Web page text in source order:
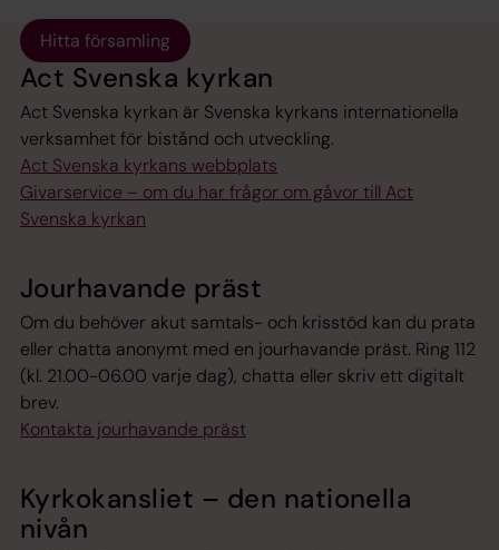
Hitta församling
Act Svenska kyrkan
Act Svenska kyrkan är Svenska kyrkans internationella
verksamhet för bistånd och utveckling.
Act Svenska kyrkans webbplats
Givarservice – om du har frågor om gåvor till Act
Svenska kyrkan
Jourhavande präst
Om du behöver akut samtals- och krisstöd kan du prata
eller chatta anonymt med en jourhavande präst. Ring 112
(kl. 21.00-06.00 varje dag), chatta eller skriv ett digitalt
brev.
Kontakta jourhavande präst
Kyrkokansliet – den nationella
nivån